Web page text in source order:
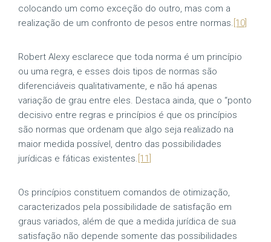
colocando um como exceção do outro, mas com a
realização de um confronto de pesos entre normas. [10]
Robert Alexy esclarece que toda norma é um princípio
ou uma regra, e esses dois tipos de normas são
diferenciáveis qualitativamente, e não há apenas
variação de grau entre eles. Destaca ainda, que o “ponto
decisivo entre regras e princípios é que os princípios
são normas que ordenam que algo seja realizado na
maior medida possível, dentro das possibilidades
jurídicas e fáticas existentes. [11]
Os princípios constituem comandos de otimização,
caracterizados pela possibilidade de satisfação em
graus variados, além de que a medida jurídica de sua
satisfação não depende somente das possibilidades